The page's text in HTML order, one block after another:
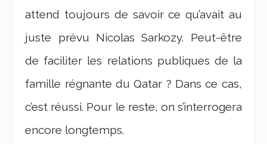
attend toujours de savoir ce qu’avait au
juste prévu Nicolas Sarkozy. Peut-être
de faciliter les relations publiques de la
famille régnante du Qatar ? Dans ce cas,
c’est réussi. Pour le reste, on s’interrogera
encore longtemps.